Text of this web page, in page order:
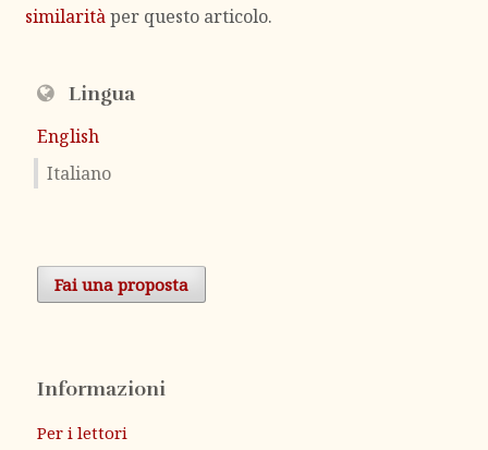
similaritàper questo articolo.
Lingua
English
Italiano
Fai una proposta
Informazioni
Per i lettori